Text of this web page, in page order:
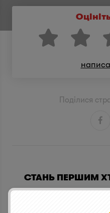
Поділися

СТАНЬ ПЕРШИМ